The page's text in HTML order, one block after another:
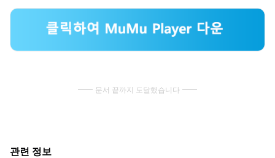
문서 끝까지 도달했습니다
관련 정보